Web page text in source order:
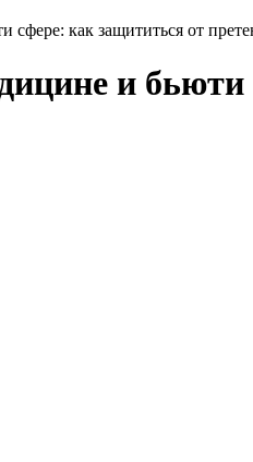
как защититься от
и